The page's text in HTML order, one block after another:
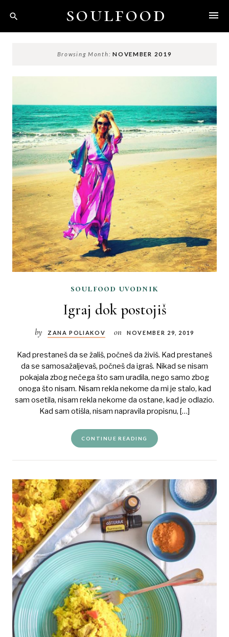
content
soulfood
Browsing Month:NOVEMBER 2019
soulfood uvodnik
Igraj dok postojiš
by ZANA POLIAKOV on NOVEMBER 29, 2019
Kad prestaneš da se žališ, počneš da živiš. Kad prestaneš
da se samosažaljevaš, počneš da igraš. Nikad se nisam
pokajala zbog nečega što sam uradila, nego samo zbog
onoga što nisam. Nisam rekla nekome da mi je stalo, kad
sam osetila, nisam rekla nekome da ostane, kad je odlazio.
Kad sam otišla, nisam napravila propisnu, […]
CONTINUE READING